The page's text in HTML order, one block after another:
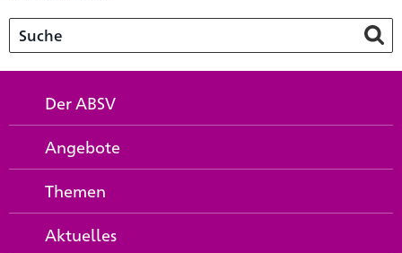
Der ABSV
Angebote
Themen
Aktuelles